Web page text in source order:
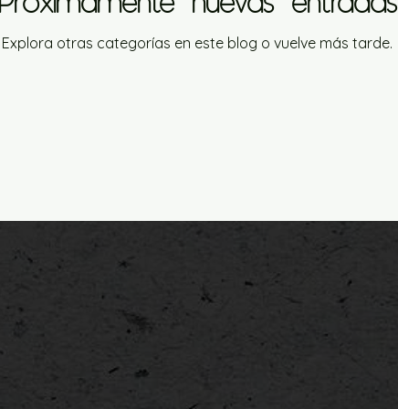
Explora otras categorías en este blog o vuelve más tarde.